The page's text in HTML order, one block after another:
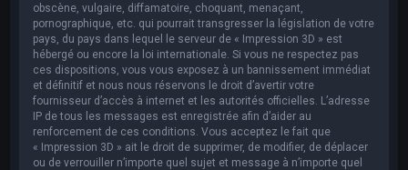
obscène, vulgaire, diffamatoire, choquant, menaçant,
pornographique, etc. qui pourrait transgresser la législation de votre
pays, du pays dans lequel le serveur de « Impression 3D » est
hébergé ou encore la loi internationale. Si vous ne respectez pas
ces dispositions, vous vous exposez à un bannissement immédiat
et définitif et nous nous réservons le droit d’avertir votre
fournisseur d’accès à internet et les autorités officielles. L’adresse
IP de tous les messages est enregistrée afin d’aider au
renforcement de ces conditions. Vous acceptez le fait que
« Impression 3D » ait le droit de supprimer, de modifier, de déplacer
ou de verrouiller n’importe quel sujet et message à n’importe quel